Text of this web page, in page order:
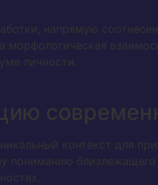
напрямую
личности.
контекст для
пониманию